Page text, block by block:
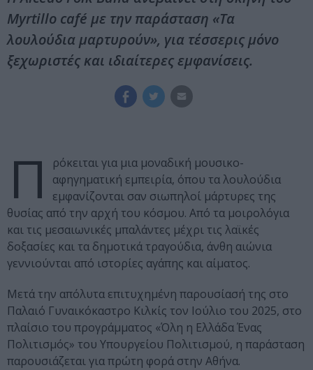
Myrtillo café με την παράσταση «Τα
λουλούδια μαρτυρούν», για τέσσερις μόνο
ξεχωριστές και ιδιαίτερες εμφανίσεις.
Π
ρόκειται για μια μοναδική μουσικο-
αφηγηματική εμπειρία, όπου τα λουλούδια
εμφανίζονται σαν σιωπηλοί μάρτυρες της
θυσίας από την αρχή του κόσμου. Από τα μοιρολόγια
και τις μεσαιωνικές μπαλάντες μέχρι τις λαϊκές
δοξασίες και τα δημοτικά τραγούδια, άνθη αιώνια
γεννιούνται από ιστορίες αγάπης και αίματος.
Μετά την απόλυτα επιτυχημένη παρουσίασή της στο
Παλαιό Γυναικόκαστρο Κιλκίς τον Ιούλιο του 2025, στο
πλαίσιο του προγράμματος «Όλη η Ελλάδα Ένας
Πολιτισμός» του Υπουργείου Πολιτισμού, η παράσταση
παρουσιάζεται για πρώτη φορά στην Αθήνα.